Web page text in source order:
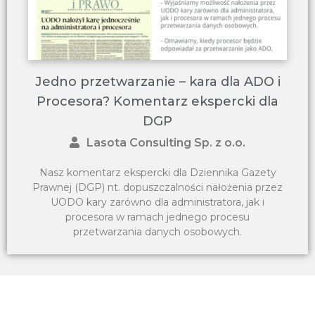
Jedno przetwarzanie – kara dla ADO i
Procesora? Komentarz ekspercki dla
DGP
Lasota Consulting Sp. z o.o.
Nasz komentarz ekspercki dla Dziennika Gazety
Prawnej (DGP) nt. dopuszczalności nałożenia przez
UODO kary zarówno dla administratora, jak i
procesora w ramach jednego procesu
przetwarzania danych osobowych.